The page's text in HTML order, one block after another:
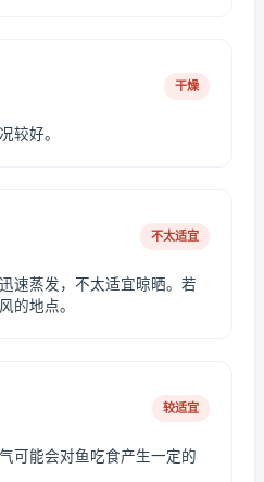
干燥
较好。
不太适宜
速蒸发，不太适宜晾晒。若
的地点。
较适宜
可能会对鱼吃食产生一定的